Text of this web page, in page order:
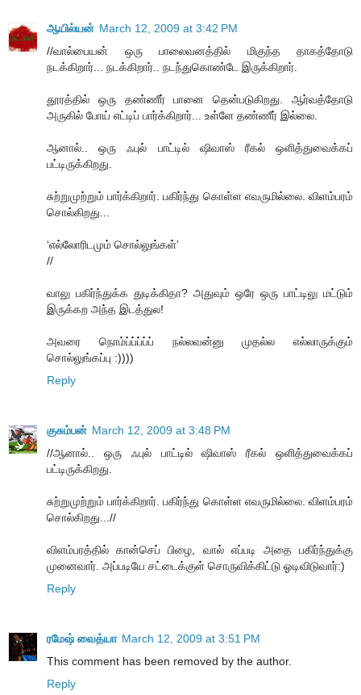
ஆயில்யன் March 12, 2009 at 3:42 PM
//வால்பையன் ஒரு பாலைவனத்தில் மிகுந்த தாகத்தோடு
நடக்கிறார்... நடக்கிறார்.. நடந்துகொண்டே இருக்கிறார்.
தூரத்தில் ஒரு தண்ணீர் பானை தென்படுகிறது. ஆர்வத்தோடு
அருகில் போய் எட்டிப் பார்க்கிறார்... உள்ளே தண்ணீர் இல்லை.
ஆனால்.. ஒரு ஃபுல் பாட்டில் ஷிவாஸ் ரீகல் ஒளித்துவைக்கப்
பட்டிருக்கிறது.
சுற்றுமுற்றும் பார்க்கிறார். பகிர்ந்து கொள்ள எவருமில்லை. விளம்பரம்
சொல்கிறது...
‘எல்லோரிடமும் சொல்லுங்கள்’
//
வாலு பகிர்ந்துக்க துடிக்கிதா? அதுவும் ஒரே ஒரு பாட்டிலு மட்டும்
இருக்கற அந்த இடத்துல!
அவரை நொம்ப்ப்ப்ப்ப் நல்லவன்னு முதல்ல எல்லாருக்கும்
சொல்லுங்கப்பு :))))
Reply
குசும்பன் March 12, 2009 at 3:48 PM
//ஆனால்.. ஒரு ஃபுல் பாட்டில் ஷிவாஸ் ரீகல் ஒளித்துவைக்கப்
பட்டிருக்கிறது.
சுற்றுமுற்றும் பார்க்கிறார். பகிர்ந்து கொள்ள எவருமில்லை. விளம்பரம்
சொல்கிறது...//
விளம்பரத்தில் கான்செப் பிழை, வால் எப்படி அதை பகிர்ந்துக்கு
முனைவார். அப்படியே சட்டைக்குள் சொருவிக்கிட்டு ஓடிவிடுவார்:)
Reply
ரமேஷ் வைத்யா March 12, 2009 at 3:51 PM
This comment has been removed by the author.
Reply